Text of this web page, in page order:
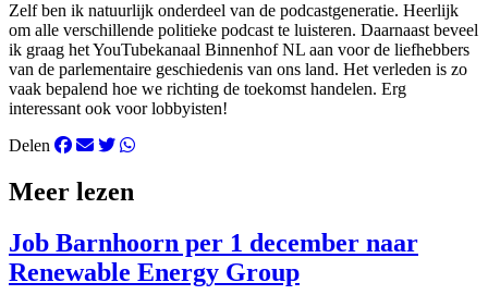
Zelf ben ik natuurlijk onderdeel van de podcastgeneratie. Heerlijk
om alle verschillende politieke podcast te luisteren. Daarnaast beveel
ik graag het YouTubekanaal Binnenhof NL aan voor de liefhebbers
van de parlementaire geschiedenis van ons land. Het verleden is zo
vaak bepalend hoe we richting de toekomst handelen. Erg
interessant ook voor lobbyisten!
Delen
Meer lezen
Job Barnhoorn per 1 december naar
Renewable Energy Group